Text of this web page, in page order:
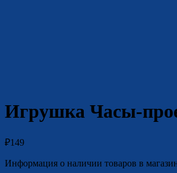
Игрушка Часы-
₽149
Информация о наличии товаров в